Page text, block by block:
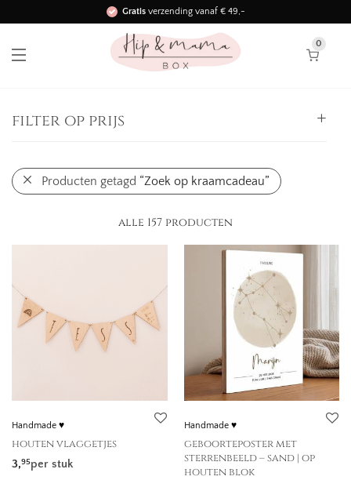
Gratisverzending vanaf € 49,-
Binnen 3 werkdagen in huis!
0
filter op prijs
Alle
0,--25,-
50,--75,-
100,
125, 150,-
-
Producten getagd “Zoek op kraamcadeau”
alle 157 producten
Handmade ♥
houten vlaggetjes
3,95per stuk
Handmade ♥
geboorteposter met
sterrenbeeld – sand | op
houten blok